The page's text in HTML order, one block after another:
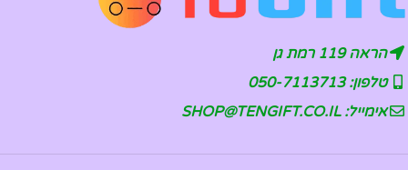
הראה 119 רמת גן
טלפון: 050-7113713
אימייל: SHOP@TENGIFT.CO.IL